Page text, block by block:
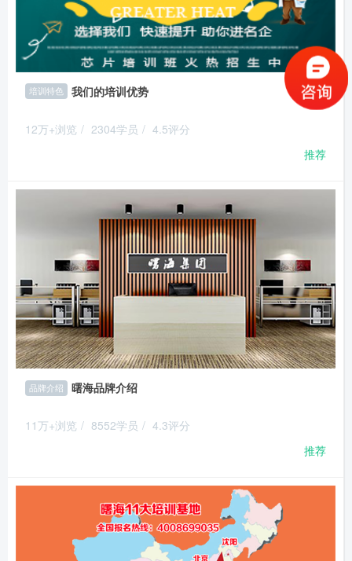
培训特色 我们的培训优势
12万+浏览 / 2304学员 / 4.5评分
推荐
品牌介绍 曙海品牌介绍
11万+浏览 / 8552学员 / 4.3评分
推荐